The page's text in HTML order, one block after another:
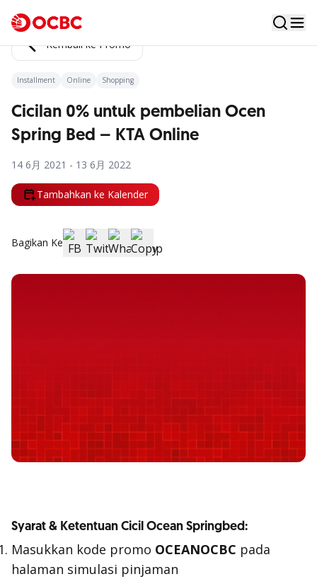
Kembali ke Promo
Installment Online Shopping
Cicilan 0% untuk pembelian Ocen
Spring Bed – KTA Online
14 6月 2021 - 13 6月 2022
Tambahkan ke Kalender
Bagikan Ke
Syarat & Ketentuan Cicil Ocean Springbed:
Masukkan kode promo OCEANOCBC pada
halaman simulasi pinjaman